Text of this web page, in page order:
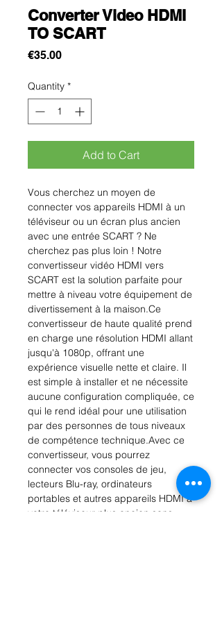
Converter Video HDMI
TO SCART
€35.00Price
Quantity *
Add to Cart
Vous cherchez un moyen de
connecter vos appareils HDMI à un
téléviseur ou un écran plus ancien
avec une entrée SCART ? Ne
cherchez pas plus loin ! Notre
convertisseur vidéo HDMI vers
SCART est la solution parfaite pour
mettre à niveau votre équipement de
divertissement à la maison.Ce
convertisseur de haute qualité prend
en charge une résolution HDMI allant
jusqu'à 1080p, offrant une
expérience visuelle nette et claire. Il
est simple à installer et ne nécessite
aucune configuration compliquée, ce
qui le rend idéal pour une utilisation
par des personnes de tous niveaux
de compétence technique.Avec ce
convertisseur, vous pourrez
connecter vos consoles de jeu,
lecteurs Blu-ray, ordinateurs
portables et autres appareils HDMI à
votre téléviseur plus ancien sans